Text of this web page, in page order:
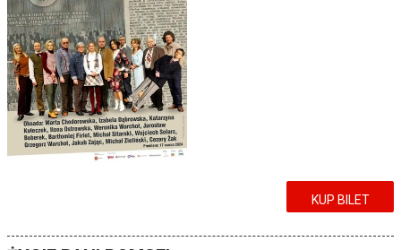
KUP BILET